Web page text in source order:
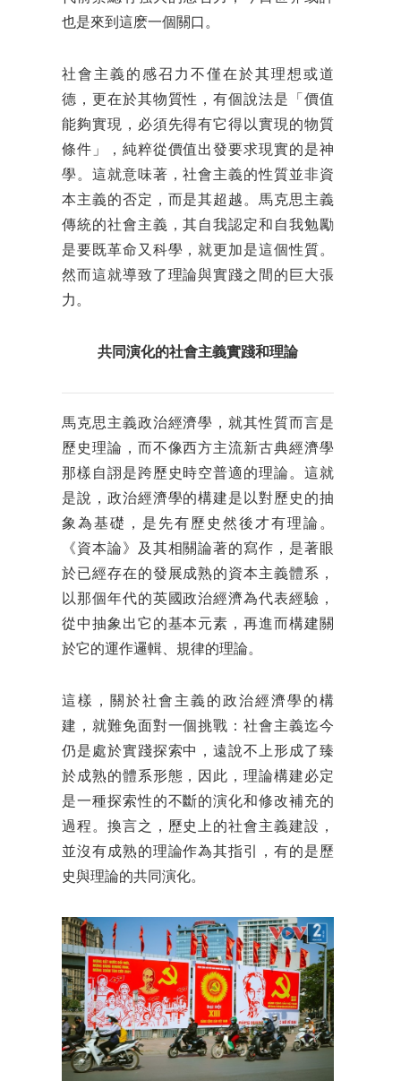
也是來到這麽一個關口。
社會主義的感召力不僅在於其理想或道
德，更在於其物質性，有個說法是「價值
能夠實現，必須先得有它得以實現的物質
條件」，純粹從價值出發要求現實的是神
學。這就意味著，社會主義的性質並非資
本主義的否定，而是其超越。馬克思主義
傳統的社會主義，其自我認定和自我勉勵
是要既革命又科學，就更加是這個性質。
然而這就導致了理論與實踐之間的巨大張
力。
共同演化的社會主義實踐和理論
馬克思主義政治經濟學，就其性質而言是
歷史理論，而不像西方主流新古典經濟學
那樣自詡是跨歷史時空普適的理論。這就
是說，政治經濟學的構建是以對歷史的抽
象為基礎，是先有歷史然後才有理論。
《資本論》及其相關論著的寫作，是著眼
於已經存在的發展成熟的資本主義體系，
以那個年代的英國政治經濟為代表經驗，
從中抽象出它的基本元素，再進而構建關
於它的運作邏輯、規律的理論。
這樣，關於社會主義的政治經濟學的構
建，就難免面對一個挑戰：社會主義迄今
仍是處於實踐探索中，遠說不上形成了臻
於成熟的體系形態，因此，理論構建必定
是一種探索性的不斷的演化和修改補充的
過程。換言之，歷史上的社會主義建設，
並沒有成熟的理論作為其指引，有的是歷
史與理論的共同演化。